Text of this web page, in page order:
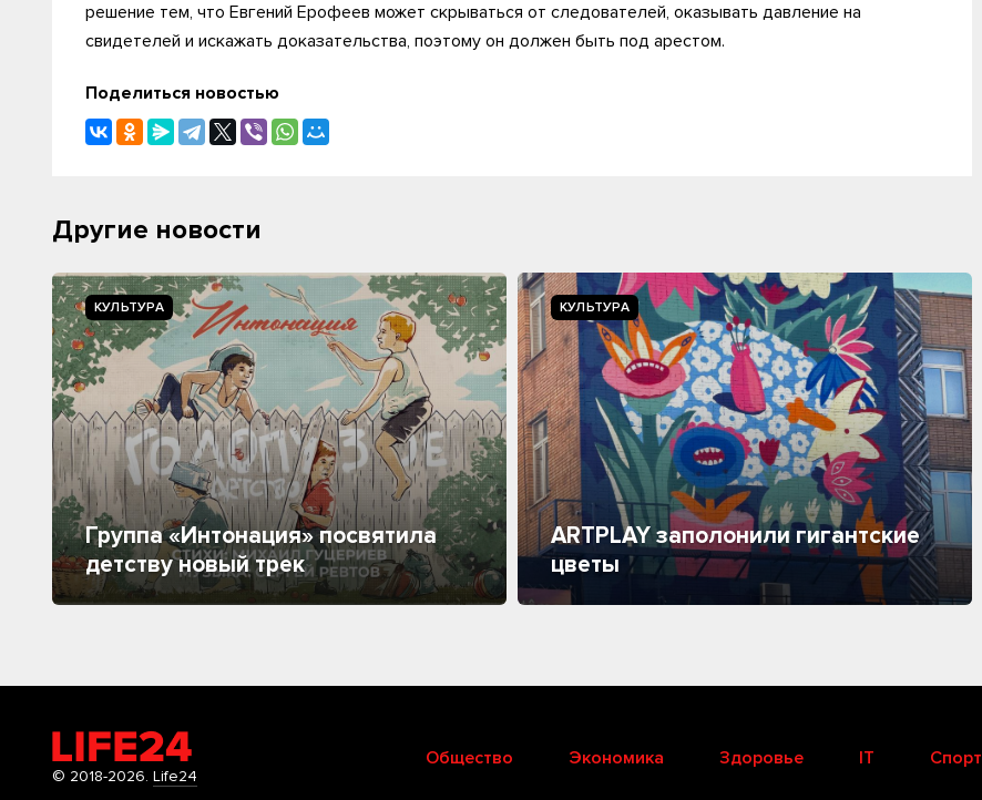
решение тем, что Евгений Ерофеев может скрываться от следователей, оказывать давление на
свидетелей и искажать доказательства, поэтому он должен быть под арестом.
Поделиться новостью
Другие новости
КУЛЬТУРА
Группа «Интонация» посвятила
детству новый трек
КУЛЬТУРА
ARTPLAY заполонили гигантские
цветы
© 2018-2026. Life24
Общество Экономика Здоровье IT Спорт